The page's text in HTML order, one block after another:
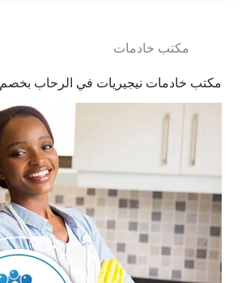
مكتب خادمات
مكتب خادمات نيجيريات في الرحاب بخصم 20